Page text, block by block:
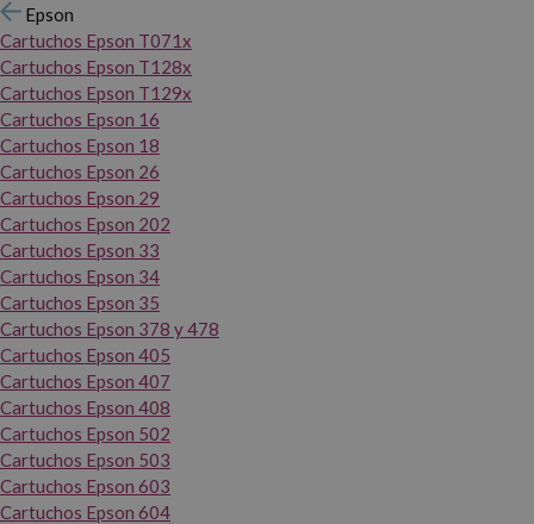
Epson
Cartuchos Epson T071x
Cartuchos Epson T128x
Cartuchos Epson T129x
Cartuchos Epson 16
Cartuchos Epson 18
Cartuchos Epson 26
Cartuchos Epson 29
Cartuchos Epson 202
Cartuchos Epson 33
Cartuchos Epson 34
Cartuchos Epson 35
Cartuchos Epson 378 y 478
Cartuchos Epson 405
Cartuchos Epson 407
Cartuchos Epson 408
Cartuchos Epson 502
Cartuchos Epson 503
Cartuchos Epson 603
Cartuchos Epson 604